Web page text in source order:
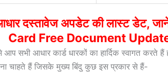
दस्तावेज अपडेट की लास्ट डेट,
Card Free Document
सभी आधार कार्ड धारकों का हार्दिक स्वागत करते
चाहते हैं जिसके मुख्य बिंदु कुछ इस प्रकार से हैं-